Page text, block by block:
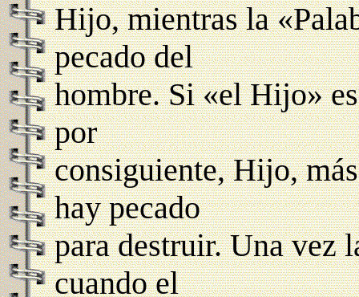
Hijo, mientras la
pecado del
hombre. Si «el Hijo»
por
consiguiente, Hijo,
hay pecado
para destruir. Una vez
cuando el